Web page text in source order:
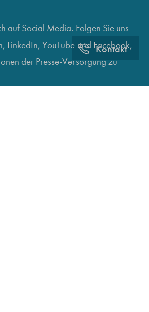
Kontakt
auf Social Media. Folgen Sie uns
LinkedIn, YouTube und Facebook,
der Presse-Versorgung zu